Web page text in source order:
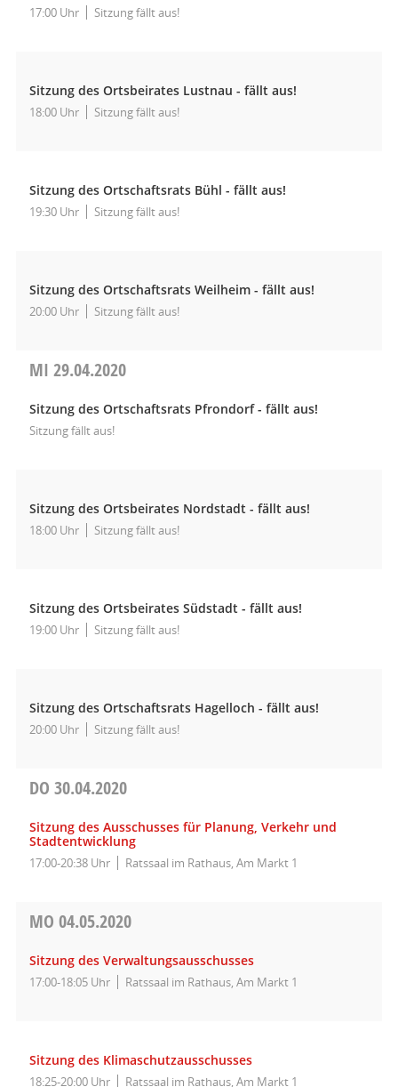
17:00 Uhr Sitzung fällt aus!
Sitzung des Ortsbeirates Lustnau - fällt aus!
18:00 Uhr Sitzung fällt aus!
Sitzung des Ortschaftsrats Bühl - fällt aus!
19:30 Uhr Sitzung fällt aus!
Sitzung des Ortschaftsrats Weilheim - fällt aus!
20:00 Uhr Sitzung fällt aus!
MI 29.04.2020
Sitzung des Ortschaftsrats Pfrondorf - fällt aus!
Sitzung fällt aus!
Sitzung des Ortsbeirates Nordstadt - fällt aus!
18:00 Uhr Sitzung fällt aus!
Sitzung des Ortsbeirates Südstadt - fällt aus!
19:00 Uhr Sitzung fällt aus!
Sitzung des Ortschaftsrats Hagelloch - fällt aus!
20:00 Uhr Sitzung fällt aus!
DO 30.04.2020
Sitzung des Ausschusses für Planung, Verkehr und
Stadtentwicklung
17:00-20:38 Uhr Ratssaal im Rathaus, Am Markt 1
MO 04.05.2020
Sitzung des Verwaltungsausschusses
17:00-18:05 Uhr Ratssaal im Rathaus, Am Markt 1
Sitzung des Klimaschutzausschusses
18:25-20:00 Uhr Ratssaal im Rathaus, Am Markt 1